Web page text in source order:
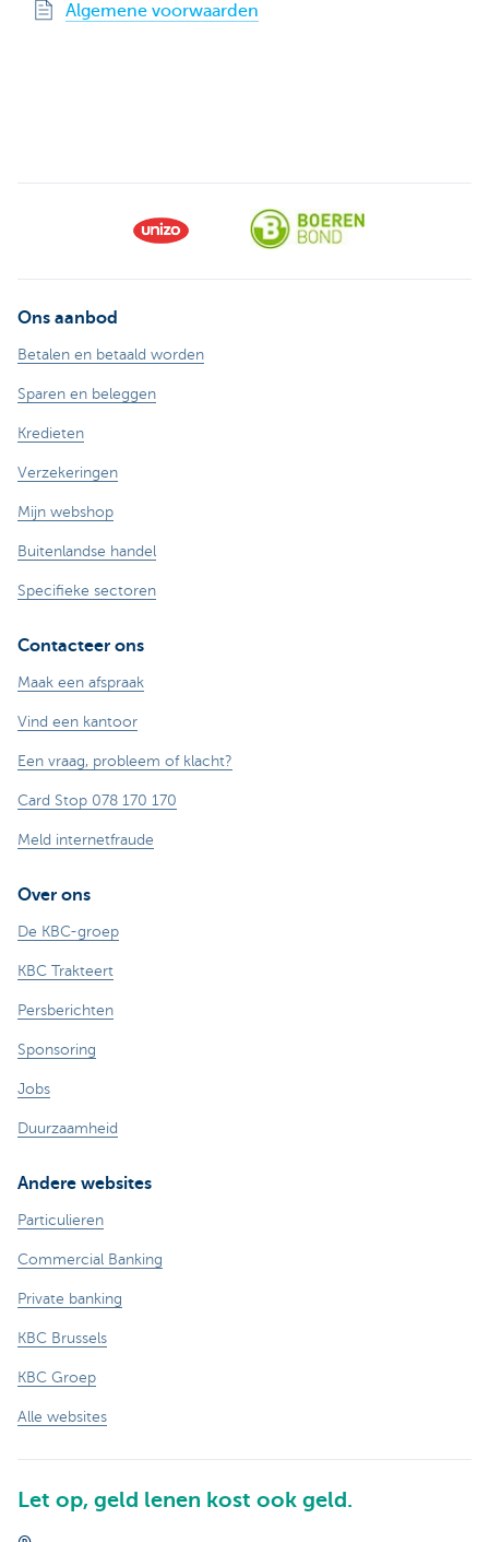
Algemene voorwaarden
Ons aanbod
Betalen en betaald worden
Sparen en beleggen
Kredieten
Verzekeringen
Mijn webshop
Buitenlandse handel
Specifieke sectoren
Contacteer ons
Maak een afspraak
Vind een kantoor
Een vraag, probleem of klacht?
Card Stop 078 170 170
Meld internetfraude
Over ons
De KBC-groep
KBC Trakteert
Persberichten
Sponsoring
Jobs
Duurzaamheid
Andere websites
Particulieren
Commercial Banking
Private banking
KBC Brussels
KBC Groep
Alle websites
Let op, geld lenen kost ook geld.